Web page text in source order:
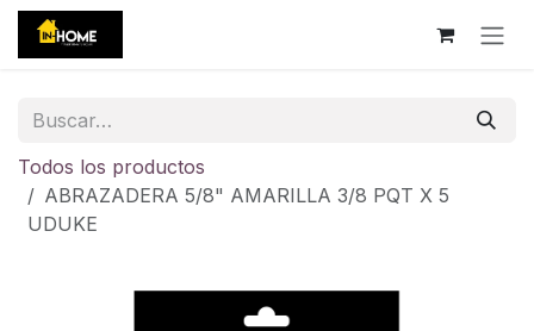
Ir al contenido
Todos los productos
ABRAZADERA 5/8" AMARILLA 3/8 PQT X 5
UDUKE